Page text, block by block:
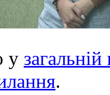
у загальній
.